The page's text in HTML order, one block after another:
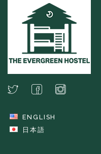
ENGLISH
日本語